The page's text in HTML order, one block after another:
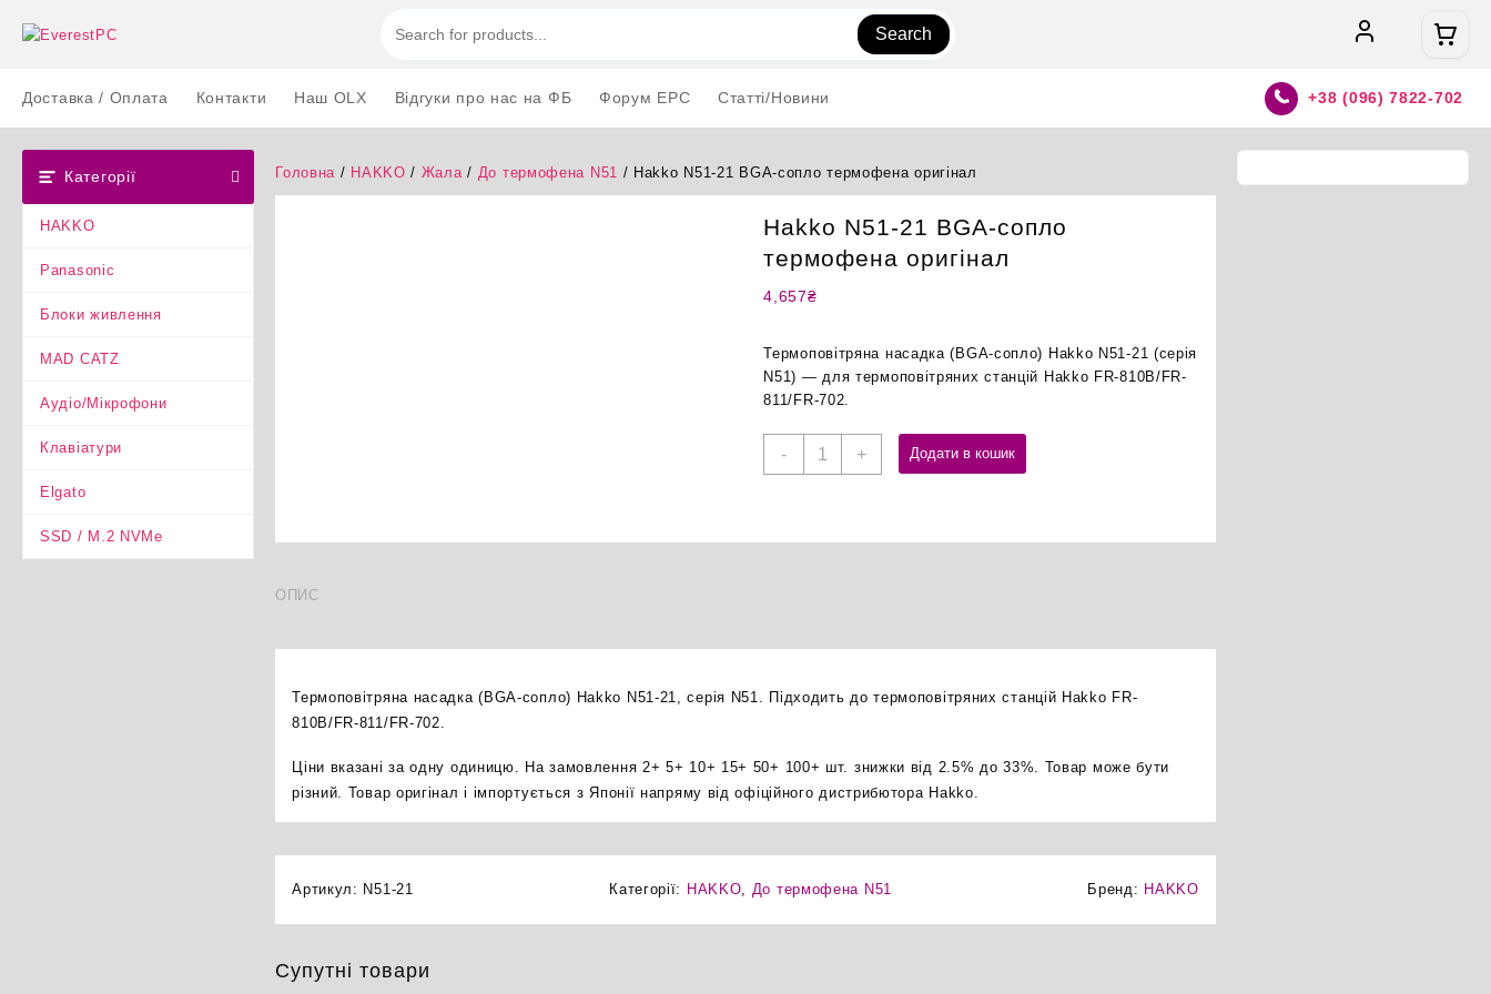
Search
Доставка / Оплата Контакти Наш OLX Відгуки про нас на ФБ Форум EPC Статті/Новини +38 (096) 7822-702
Категорії
HAKKO
Panasonic
Блоки живлення
MAD CATZ
Аудіо/Мікрофони
Клавіатури
Elgato
SSD / M.2 NVMe
Головна / HAKKO / Жала/ До термофена N51 / Hakko N51-21 BGA-сопло термофена оригінал
Hakko N51-21 BGA-сопло
термофена оригінал
4,657₴
Термоповітряна насадка (BGA-сопло) Hakko N51-21 (серія
N51) — для термоповітряних станцій Hakko FR-810B/FR-
811/FR-702.
-
Hakko
сопло
+ Додати в кошик
ОПИС
Термоповітряна насадка (BGA-сопло) Hakko N51-21, серія N51. Підходить до термоповітряних станцій Hakko FR-
810B/FR-811/FR-702.
Ціни вказані за одну одиницю. На замовлення 2+ 5+ 10+ 15+ 50+ 100+ шт. знижки від 2.5% до 33%. Товар може бути
різний. Товар оригінал і імпортується з Японії напряму від офіційного дистрибютора Hakko.
Артикул: N51-21 Категорії: HAKKO, До термофена N51 Бренд: HAKKO
Супутні товари